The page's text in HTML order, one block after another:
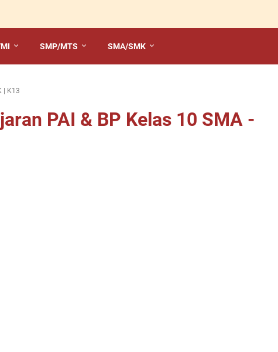
SMP/MTS SMA/SMK
| K13
PAI & BP Kelas 10 SMA -